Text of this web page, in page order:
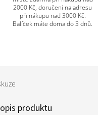
2000 Kč, doručení na adresu
při nákupu nad 3000 Kč.
Balíček máte doma do 3 dnů.
produktu